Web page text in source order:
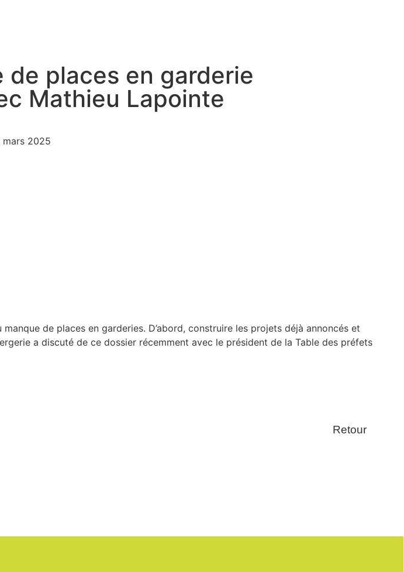
places en garderie
Mathieu Lapointe
mars 2025
de places en garderies. D’abord, construire les projets déjà annoncés et
a discuté de ce dossier récemment avec le président de la Table des préfets
Retour